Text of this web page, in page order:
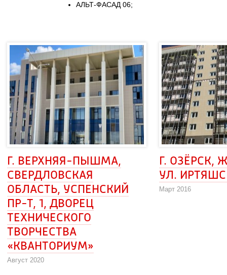
АЛЬТ-ФАСАД 06;
Г. ВЕРХНЯЯ-ПЫШМА,
СВЕРДЛОВСКАЯ
ОБЛАСТЬ, УСПЕНСКИЙ
ПР-Т, 1, ДВОРЕЦ
ТЕХНИЧЕСКОГО
ТВОРЧЕСТВА
«КВАНТОРИУМ»
Август 2020
Г. ОЗЁРСК,
УЛ.
Март 2016